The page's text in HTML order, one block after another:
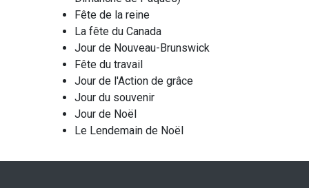
Fête de la reine
La fête du Canada
Jour de Nouveau-Brunswick
Fête du travail
Jour de l'Action de grâce
Jour du souvenir
Jour de Noël
Le Lendemain de Noël